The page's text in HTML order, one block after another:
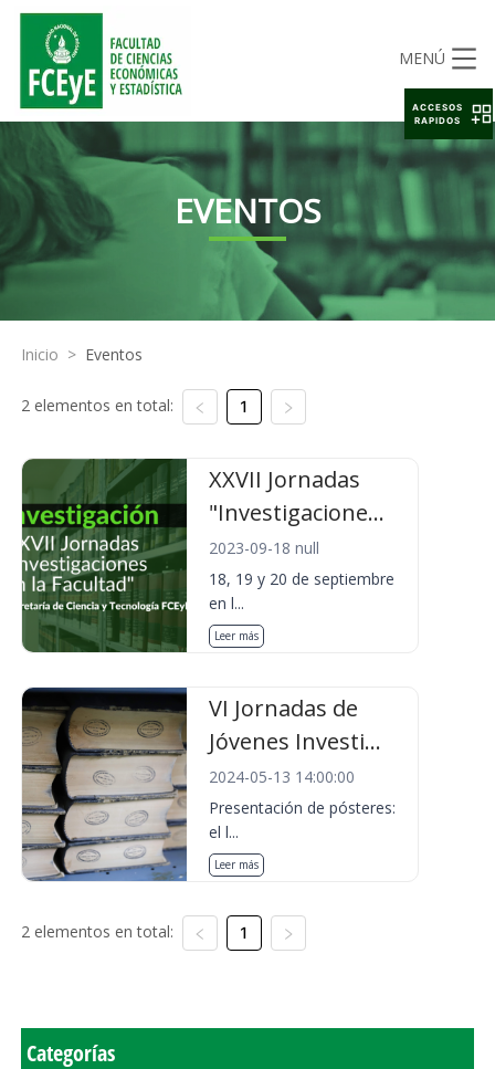
MENÚ
EVENTOS
Inicio > Eventos
2 elementos en total: 1
XXVII Jornadas
"Investigacione...
2023-09-18 null
18, 19 y 20 de septiembre
en l...
Leer más
VI Jornadas de
Jóvenes Investi...
2024-05-13 14:00:00
Presentación de pósteres:
el l...
Leer más
2 elementos en total: 1
Categorías
ACCESOS
RAPIDOS